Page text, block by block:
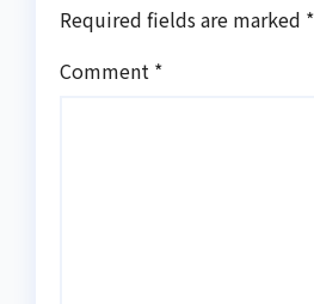
Required fields are marked *
Comment *